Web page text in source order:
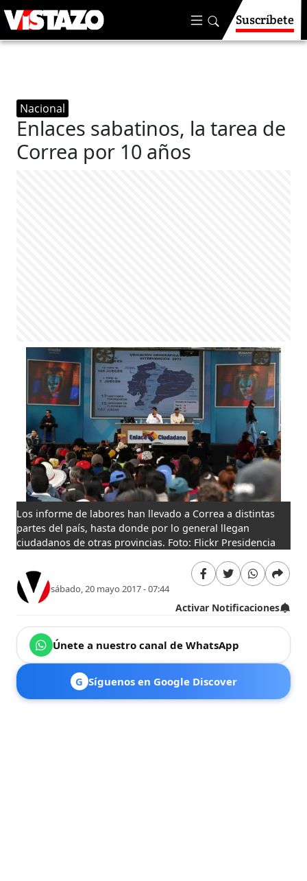
Suscríbete
Nacional
Enlaces sabatinos, la tarea de
Correa por 10 años
Los informe de labores han llevado a Correa a distintas
partes del país, hasta donde por lo general llegan
ciudadanos de otras provincias. Foto: Flickr Presidencia
sábado, 20 mayo 2017 - 07:44
Activar Notificaciones
Únete a nuestro canal de WhatsApp
G Síguenos en Google Discover